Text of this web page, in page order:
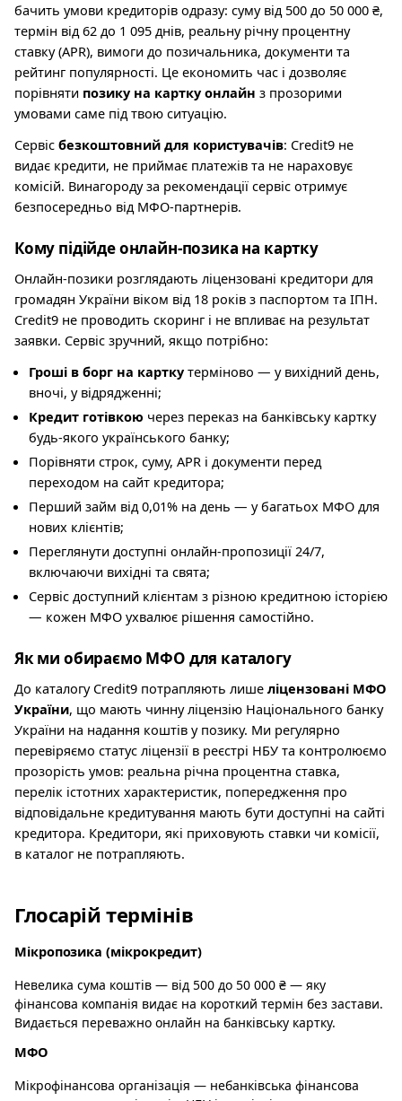
бачить умови кредиторів одразу: суму від 500 до 50 000 ₴,
термін від 62 до 1 095 днів, реальну річну процентну
ставку (APR), вимоги до позичальника, документи та
рейтинг популярності. Це економить час і дозволяє
порівняти позику на картку онлайн з прозорими
умовами саме під твою ситуацію.
Сервіс безкоштовний для користувачів: Credit9 не
видає кредити, не приймає платежів та не нараховує
комісій. Винагороду за рекомендації сервіс отримує
безпосередньо від МФО-партнерів.
Кому підійде онлайн-позика на картку
Онлайн-позики розглядають ліцензовані кредитори для
громадян України віком від 18 років з паспортом та ІПН.
Credit9 не проводить скоринг і не впливає на результат
заявки. Сервіс зручний, якщо потрібно:
Гроші в борг на карткутерміново — у вихідний день,
вночі, у відрядженні;
Кредит готівкою через переказ на банківську картку
будь-якого українського банку;
Порівняти строк, суму, APR і документи перед
переходом на сайт кредитора;
Перший займ від 0,01% на день — у багатьох МФО для
нових клієнтів;
Переглянути доступні онлайн-пропозиції 24/7,
включаючи вихідні та свята;
Сервіс доступний клієнтам з різною кредитною історією
— кожен МФО ухвалює рішення самостійно.
Як ми обираємо МФО для каталогу
До каталогу Credit9 потрапляють лише ліцензовані МФО
України, що мають чинну ліцензію Національного банку
України на надання коштів у позику. Ми регулярно
перевіряємо статус ліцензії в реєстрі НБУ та контролюємо
прозорість умов: реальна річна процентна ставка,
перелік істотних характеристик, попередження про
відповідальне кредитування мають бути доступні на сайті
кредитора. Кредитори, які приховують ставки чи комісії,
в каталог не потрапляють.
Глосарій термінів
Мікропозика (мікрокредит)
Невелика сума коштів — від 500 до 50 000 ₴ — яку
фінансова компанія видає на короткий термін без застави.
Видається переважно онлайн на банківську картку.
МФО
Мікрофінансова організація — небанківська фінансова